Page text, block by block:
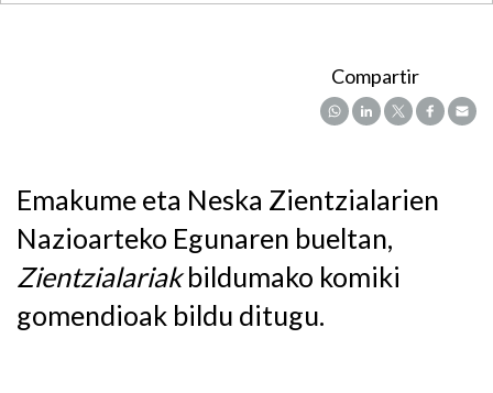
Compartir
Emakume eta Neska Zientzialarien
Nazioarteko Egunaren bueltan,
Zientzialariakbildumako komiki
gomendioak bildu ditugu.